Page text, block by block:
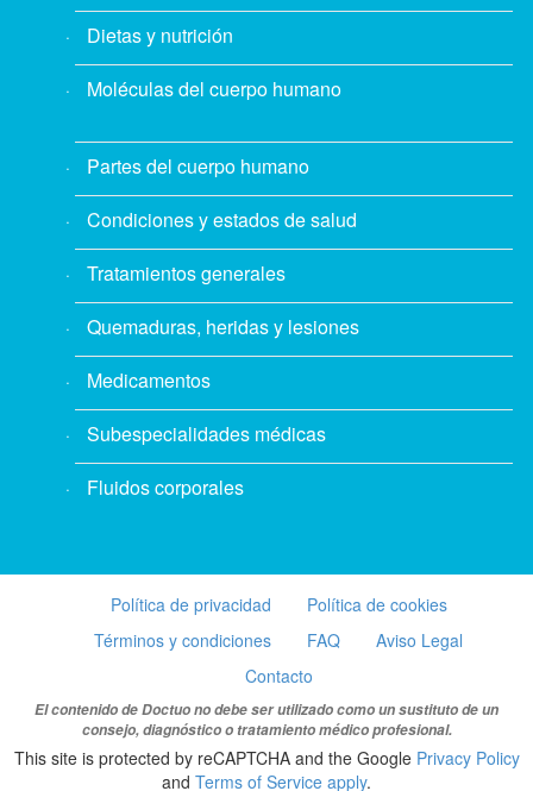
Dietas y nutrición
Moléculas del cuerpo humano
Partes del cuerpo humano
Condiciones y estados de salud
Tratamientos generales
Quemaduras, heridas y lesiones
Medicamentos
Subespecialidades médicas
Fluidos corporales
Política de privacidad
Política de cookies
Términos y condiciones
FAQ
Aviso Legal
Contacto
El contenido de Doctuo no debe ser utilizado como un sustituto de un
consejo, diagnóstico o tratamiento médico profesional.
This site is protected by reCAPTCHA and the Google Privacy Policy
and Terms of Service apply.